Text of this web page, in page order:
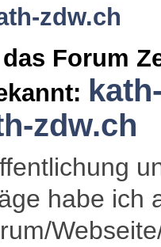
zdw.ch
Forum
zdw.ch
habe ich